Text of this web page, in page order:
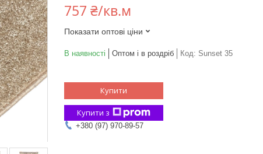
757 ₴/кв.м
Показати оптові ціни
В наявності Оптом і в роздріб Код: Sunset 35
Купити
Купити з
+380 (97) 970-89-57